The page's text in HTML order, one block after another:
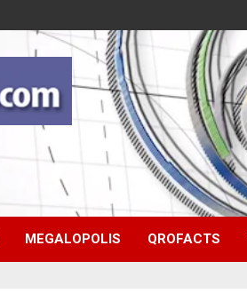
MEGALOPOLIS QROFACTS